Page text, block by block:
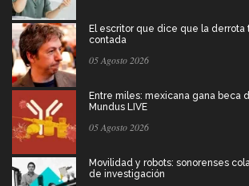
El escritor que dice que la
contada
05 Agosto 2026
Entre miles: mexicana gana beca
Mundus LIVE
05 Agosto 2026
Movilidad y robots: sonorenses
de investigación